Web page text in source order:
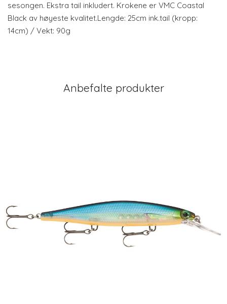
sesongen. Ekstra tail inkludert. Krokene er VMC Coastal
Black av høyeste kvalitet.Lengde: 25cm ink.tail (kropp:
14cm) / Vekt: 90g
Anbefalte produkter